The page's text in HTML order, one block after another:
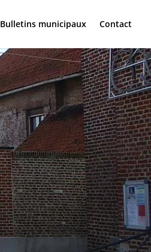
Bulletins municipaux Contact